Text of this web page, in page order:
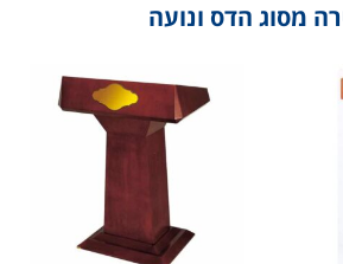
מסוג הדס ונועה